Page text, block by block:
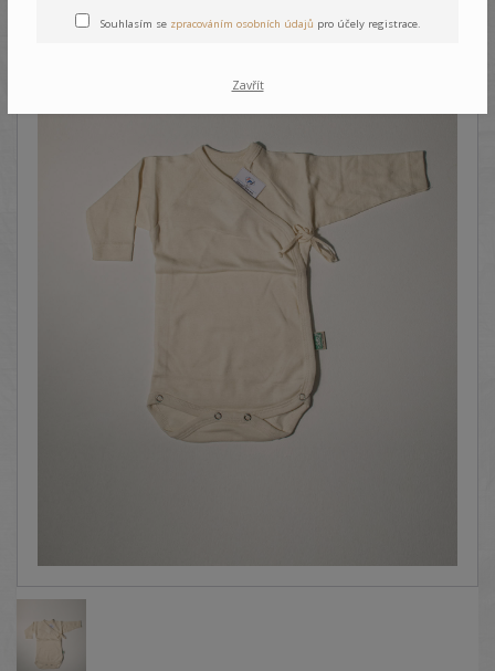
Souhlasím se zpracováním osobních údajů pro účely registrace.
Zavřít